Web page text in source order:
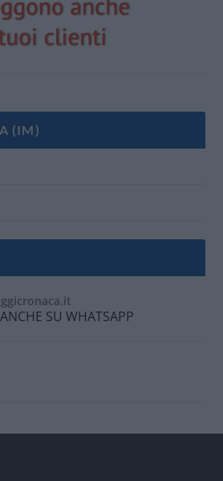
(IM)
SU WHATSAPP